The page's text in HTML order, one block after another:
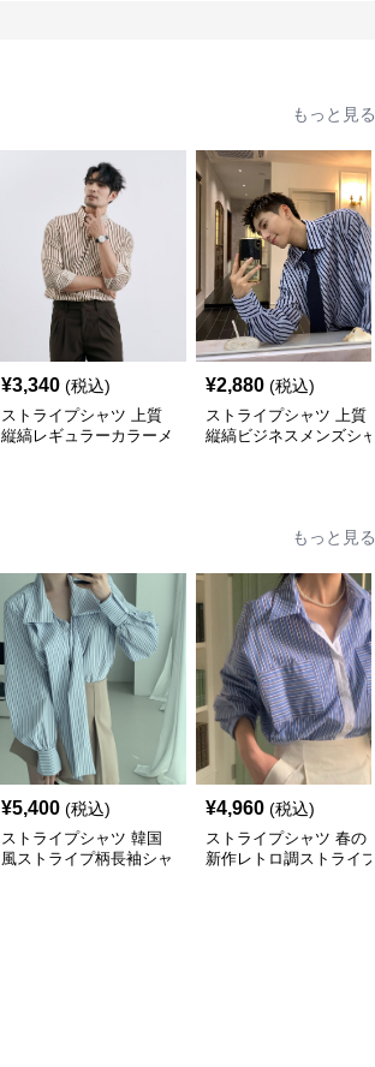
もっと見る
¥3,340 (税込)
ストライプシャツ 上質
縦縞レギュラーカラーメ
¥2,880 (税込)
ストライプシャツ 上質
縦縞ビジネスメンズシャ
もっと見る
¥5,400 (税込)
ストライプシャツ 韓国
風ストライプ柄長袖シャ
¥4,960 (税込)
ストライプシャツ 春の
新作レトロ調ストライプ